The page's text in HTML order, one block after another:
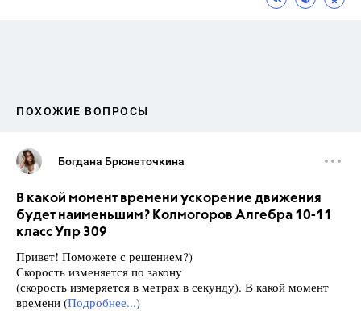
ПОХОЖИЕ ВОПРОСЫ
Богдана Брюнеточкина
В какой момент времени ускорение движения
будет наименьшим? Колмогоров Алгебра 10-11
класс Упр 309
Привет! Поможете с решением?)
Скорость изменяется по закону
(скорость измеряется в метрах в секунду). В какой момент
времени (Подробнее...)